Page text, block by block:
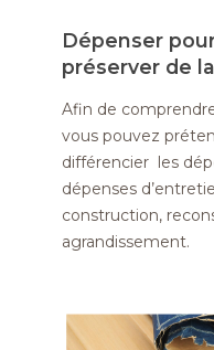
Dépenser
préserver de
Afin de
vous pouvez
différencier les
dépenses
construction,
agrandissement.